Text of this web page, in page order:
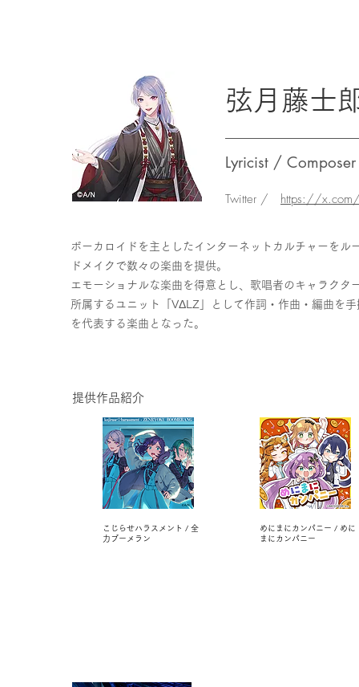
弦月藤士
Lyricist /
Twitter / https://
ボーカロイドを主としたインターネットカルチャーを
ドメイクで数々の楽曲を提供。
エモーショナルな楽曲を得意とし、歌唱者のキャラクタ
所属するユニット「VΔLZ」として作詞・作曲・編曲を
を代表する楽曲となった。
提供作品紹介
こじらせハラスメント / 全
力ブーメラン
めにまにカンパニー / めに
まにカンパニー